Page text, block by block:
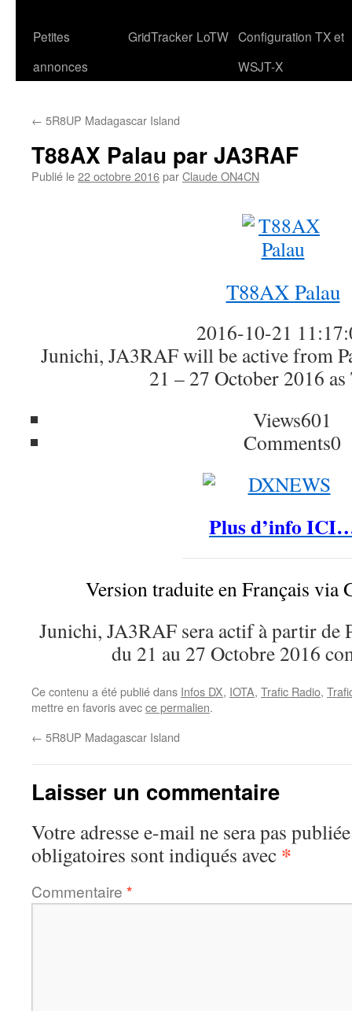
Petites
annonces
GridTracker LoTW Configuration TX et
WSJT-X
← 5R8UP Madagascar Island
T88AX Palau par JA3RAF
Publié le22 octobre 2016parClaude ON4CN
T88AX Palau
2016-10-21
Junichi, JA3RAF will be active from
21 – 27 October 2016
Views601
Comments0
Plus d’info
Version traduite en Français via
Junichi, JA3RAF sera actif à partir de
du 21 au 27 Octobre 2016
Ce contenu a été publié dans Infos DX, IOTA, Trafic Radio,
mettre en favoris avecce permalien.
← 5R8UP Madagascar Island
Laisser un commentaire
Votre adresse e-mail ne sera pas
obligatoires sont indiqués avec *
Commentaire *